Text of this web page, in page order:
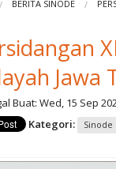
BERITA SINODE
Jawa
Buat: Wed, 15 Sep
Kategori:
Sinode